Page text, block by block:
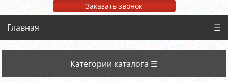
Заказать звонок
Главная ☰
Категории каталога ☰